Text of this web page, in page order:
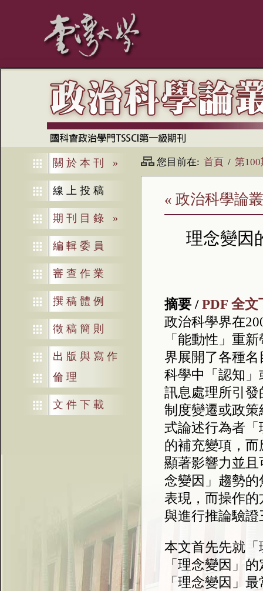
關於本刊 »
線上投稿
期刊目錄 »
編輯委員
審查作業
撰稿體例
徵稿簡則
出版與寫作
倫理
文件下載
您目前在: 首頁 / 第100
« 政治科學論
理念變因
摘要 /PDF 全文
政治科學界在
「能動性」重
界展開了各種
科學中「認知
訊息處理所引
制度變遷或政
式論述行為者
的補充變項，
顯著影響力並
念變因」趨勢
表現，而操作
與進行推論驗
本文首先先就
「理念變因」
「理念變因」